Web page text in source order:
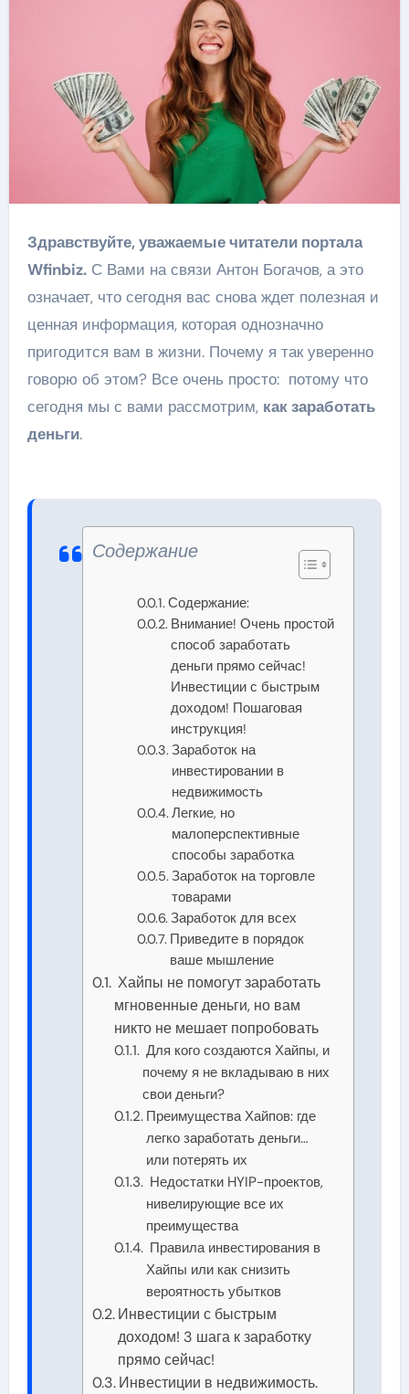
Здравствуйте, уважаемые читатели портала
Wfinbiz.С Вами на связи Антон Богачов, а это
означает, что сегодня вас снова ждет полезная и
ценная информация, которая однозначно
пригодится вам в жизни. Почему я так уверенно
говорю об этом? Все очень просто: потому что
сегодня мы с вами рассмотрим, как заработать
деньги.
Содержание
Содержание:
Внимание! Очень простой
способ заработать
деньги прямо сейчас!
Инвестиции с быстрым
доходом! Пошаговая
инструкция!
Заработок на
инвестировании в
недвижимость
Легкие, но
малоперспективные
способы заработка
Заработок на торговле
товарами
Заработок для всех
Приведите в порядок
ваше мышление
Хайпы не помогут заработать
мгновенные деньги, но вам
никто не мешает попробовать
Для кого создаются Хайпы, и
почему я не вкладываю в них
свои деньги?
Преимущества Хайпов: где
легко заработать деньги…
или потерять их
Недостатки HYIP-проектов,
нивелирующие все их
преимущества
Правила инвестирования в
Хайпы или как снизить
вероятность убытков
Инвестиции с быстрым
доходом! 3 шага к заработку
прямо сейчас!
Инвестиции в недвижимость.